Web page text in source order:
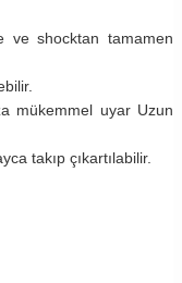
ve shocktan tamamen
mükemmel uyar Uzun
takıp çıkartılabilir.